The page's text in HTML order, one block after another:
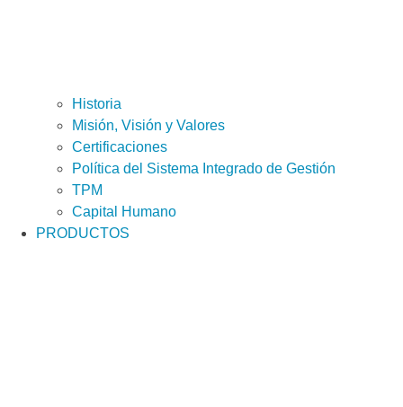
Historia
Misión, Visión y Valores
Certificaciones
Política del Sistema Integrado de Gestión
TPM
Capital Humano
PRODUCTOS